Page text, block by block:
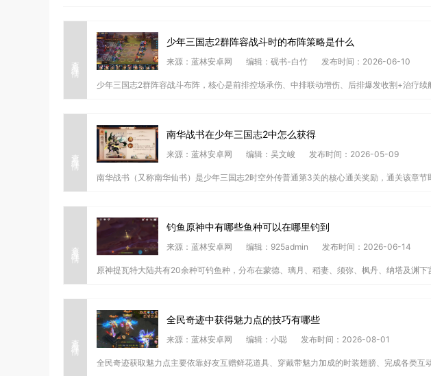
查看详情
少年三国志2群阵容战斗时的布阵策略是什么
来源：蓝林安卓网 编辑：砚书-白竹 发布时间：2026-06-10
少年三国志2群阵容战斗布阵，核心是前排控场承伤、中排联动增伤、后排爆发收割+治疗
查看详情
南华战书在少年三国志2中怎么获得
来源：蓝林安卓网 编辑：吴文峻 发布时间：2026-05-09
南华战书（又称南华仙书）是少年三国志2时空外传普通第3关的核心通关奖励，通关该章
查看详情
钓鱼原神中有哪些鱼种可以在哪里钓到
来源：蓝林安卓网 编辑：925admin 发布时间：2026-06-14
原神提瓦特大陆共有20余种可钓鱼种，分布在蒙德、璃月、稻妻、须弥、枫丹、纳塔及渊
查看详情
全民奇迹中获得魅力点的技巧有哪些
来源：蓝林安卓网 编辑：小聪 发布时间：2026-08-01
全民奇迹获取魅力点主要依靠好友互赠鲜花道具、穿戴带魅力加成的时装翅膀、完成各类互